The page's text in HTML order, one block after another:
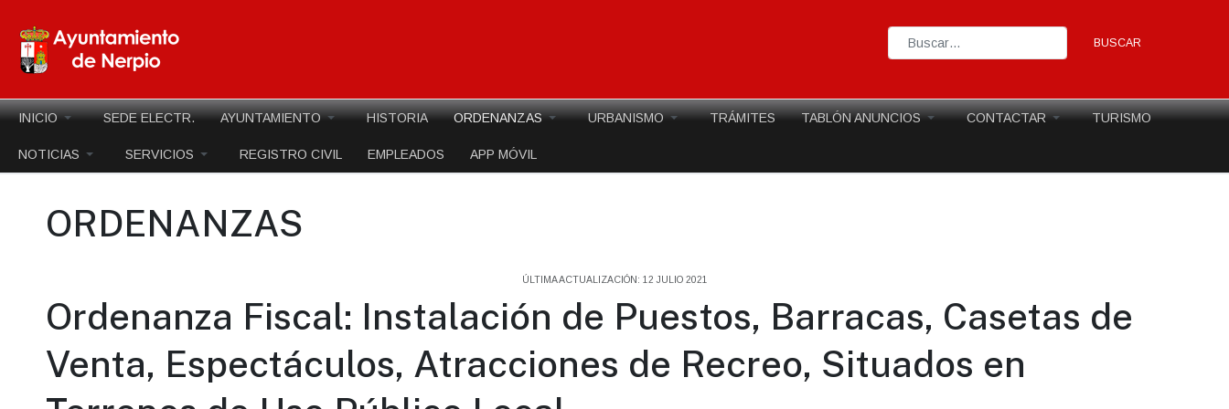
BUSCAR
INICIO SEDE ELECTR. AYUNTAMIENTO HISTORIA ORDENANZAS URBANISMO TRÁMITES TABLÓN ANUNCIOS CONTACTAR TURISMO
NOTICIAS SERVICIOS REGISTRO CIVIL EMPLEADOS APP MÓVIL
ORDENANZAS
ÚLTIMA ACTUALIZACIÓN: 12 JULIO 2021
Ordenanza Fiscal: Instalación de Puestos, Barracas, Casetas de
Venta, Espectáculos, Atracciones de Recreo, Situados en